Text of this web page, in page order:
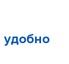
удобно